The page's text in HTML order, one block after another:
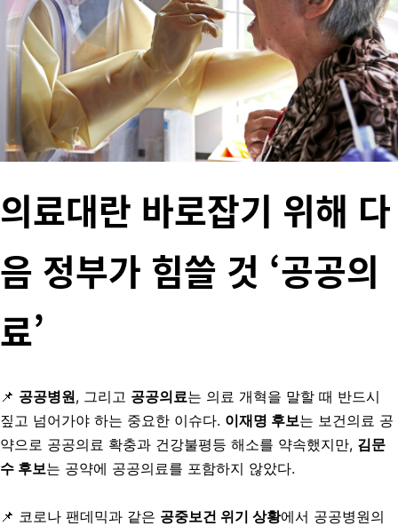
의료대란 바로잡기 위해 다
음 정부가 힘쓸 것 ‘공공의
료’
📌 공공병원, 그리고 공공의료는 의료 개혁을 말할 때 반드시
짚고 넘어가야 하는 중요한 이슈다. 이재명 후보는 보건의료 공
약으로 공공의료 확충과 건강불평등 해소를 약속했지만, 김문
수 후보는 공약에 공공의료를 포함하지 않았다.
📌 코로나 팬데믹과 같은 공중보건 위기 상황에서 공공병원의